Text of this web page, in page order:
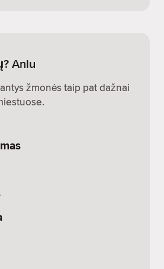
Anlu
žmonės taip pat dažnai